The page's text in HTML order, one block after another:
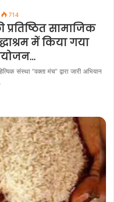
714
प्रतिष्ठित सामाजिक
में किया गया
संस्था “वक्ता मंच” द्वारा जारी अभियान